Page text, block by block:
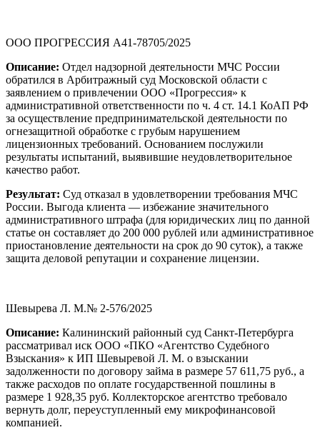
ООО ПРОГРЕССИЯ А41-78705/2025
Описание: Отдел надзорной деятельности МЧС России
обратился в Арбитражный суд Московской области с
заявлением о привлечении ООО «Прогрессия» к
административной ответственности по ч. 4 ст. 14.1 КоАП РФ
за осуществление предпринимательской деятельности по
огнезащитной обработке с грубым нарушением
лицензионных требований. Основанием послужили
результаты испытаний, выявившие неудовлетворительное
качество работ.
Результат: Суд отказал в удовлетворении требования МЧС
России. Выгода клиента — избежание значительного
административного штрафа (для юридических лиц по данной
статье он составляет до 200 000 рублей или административное
приостановление деятельности на срок до 90 суток), а также
защита деловой репутации и сохранение лицензии.
Шевырева Л. М.№ 2-576/2025
Описание: Калининский районный суд Санкт-Петербурга
рассматривал иск ООО «ПКО «Агентство Судебного
Взыскания» к ИП Шевыревой Л. М. о взыскании
задолженности по договору займа в размере 57 611,75 руб., а
также расходов по оплате государственной пошлины в
размере 1 928,35 руб. Коллекторское агентство требовало
вернуть долг, переуступленный ему микрофинансовой
компанией.